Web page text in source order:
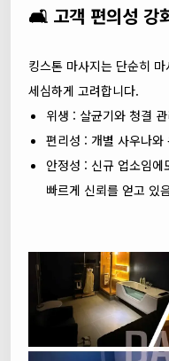
🛋 고객 편의성 강
킹스톤 마사지는 단순히
세심하게 고려합니다.
위생 : 살균기와 청결
편리성 : 개별 사우나와
안정성 : 신규 업소임
빠르게 신뢰를 얻고 있